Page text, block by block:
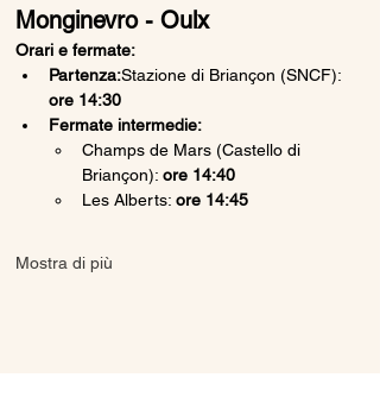
Monginevro - Oulx
Orari e fermate:
Partenza:Stazione di Briançon (SNCF):
ore 14:30
Fermate intermedie:
Champs de Mars (Castello di
Briançon): ore 14:40
Les Alberts: ore 14:45
Mostra di più